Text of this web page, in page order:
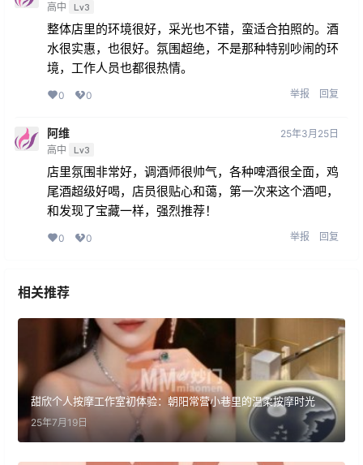
高中 Lv3
整体店里的环境很好，采光也不错，蛮适合拍照的。酒
水很实惠，也很好。氛围超绝，不是那种特别吵闹的环
境，工作人员也都很热情。
0 0 举报 回复
阿维
高中 Lv3
25年3月25日
店里氛围非常好，调酒师很帅气，各种啤酒很全面，鸡
尾酒超级好喝，店员很贴心和蔼，第一次来这个酒吧，
和发现了宝藏一样，强烈推荐！
0 0 举报 回复
相关推荐
甜欣个人按摩工作室初体验：朝阳常营小巷里的温柔按摩时光
25年7月19日